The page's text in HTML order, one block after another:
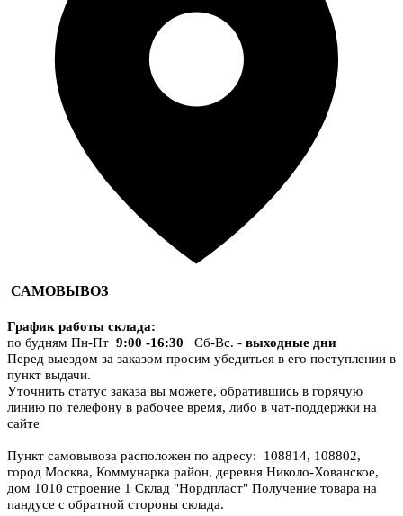
САМОВЫВОЗ
График работы склада:
по будням Пн-Пт 9:00 -16:30 Сб-Вс. - выходные дни
Перед выездом за заказом просим убедиться в его поступлении в
пункт выдачи.
Уточнить статус заказа вы можете, обратившись в горячую
линию по телефону в рабочее время, либо в чат-поддержки на
сайте
Пункт самовывоза расположен по адресу: 108814, 108802,
город Москва, Коммунарка район, деревня Николо-Хованское,
дом 1010 строение 1 Склад "Нордпласт" Получение товара на
пандусе с обратной стороны склада.